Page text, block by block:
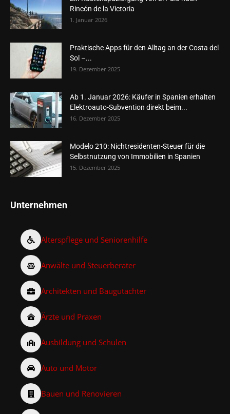
Rincón de la Victoria
1. Januar 2026
Praktische Apps für den Alltag an der Costa del
Sol –...
19. Dezember 2025
Ab 1. Januar 2026: Käufer in Spanien erhalten
Elektroauto-Subvention direkt beim...
16. Dezember 2025
Modelo 210: Nichtresidenten-Steuer für die
Selbstnutzung von Immobilien in Spanien
15. Dezember 2025
Unternehmen
Alterspflege und Seniorenhilfe
Anwälte und Steuerberater
Architekten und Baugutachter
Ärzte und Praxen
Ausbildung und Schulen
Auto und Motor
Bauen und Renovieren